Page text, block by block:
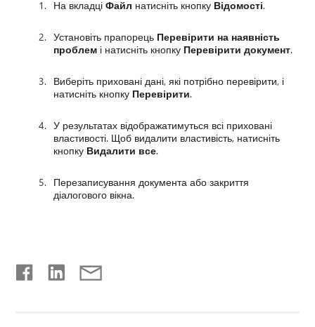
На вкладціФайл натисніть кнопку Відомості.
Установіть прапорець Перевірити на наявність
проблем і натисніть кнопку Перевірити документ.
Виберіть приховані дані, які потрібно перевірити, і
натисніть кнопку Перевірити.
У результатах відображатимуться всі приховані
властивості. Щоб видалити властивість, натисніть
кнопку Видалити все.
Перезаписування документа або закриття
діалогового вікна.